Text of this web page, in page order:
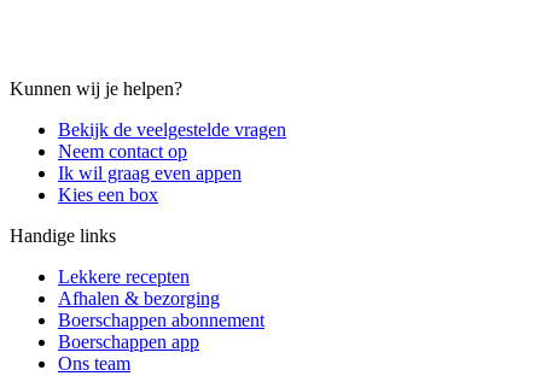
Kunnen wij je helpen?
Bekijk de veelgestelde vragen
Neem contact op
Ik wil graag even appen
Kies een box
Handige links
Lekkere recepten
Afhalen & bezorging
Boerschappen abonnement
Boerschappen app
Ons team